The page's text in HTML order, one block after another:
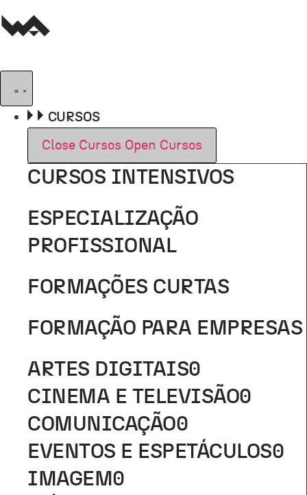
para
conteúdo
CURSOS
Close Cursos Open Cursos
CURSOS INTENSIVOS
ESPECIALIZAÇÃO
PROFISSIONAL
FORMAÇÕES CURTAS
FORMAÇÃO PARA EMPRESAS
ARTES DIGITAIS0
CINEMA E TELEVISÃO0
COMUNICAÇÃO0
EVENTOS E ESPETÁCULOS0
IMAGEM 0